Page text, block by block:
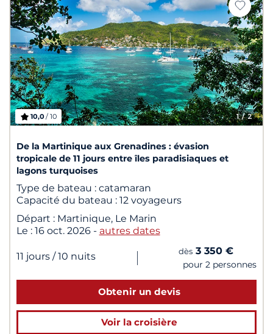
1/ 2
10,0/ 10
De la Martinique aux Grenadines : évasion
tropicale de 11 jours entre îles paradisiaques et
lagons turquoises
Type de bateau : catamaran
Capacité du bateau : 12 voyageurs
Départ : Martinique, Le Marin
Le : 16 oct. 2026 - autres dates
11 jours / 10 nuits | dès 3 350 €
pour 2 personnes
Obtenir un devis
Voir la croisière